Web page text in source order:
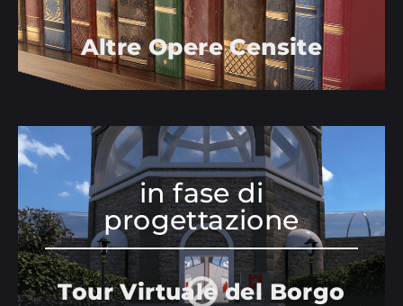
Altre Opere Censite
in fase di
progettazione
Tour Virtuale del Borgo